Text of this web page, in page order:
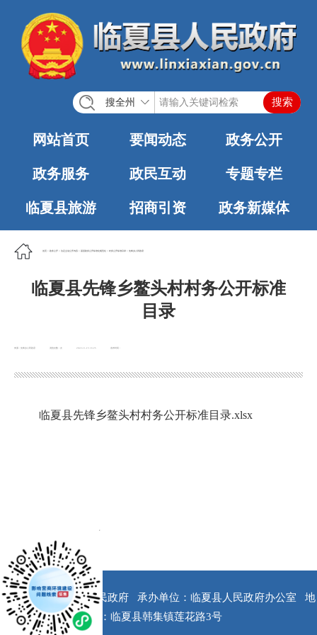
搜全州
网站首页 要闻动态 政务公开
政务服务 政民互动 专题专栏
临夏县旅游 招商引资 政务新媒体
首页 政务公开 法定主动公开内容 基层政务公开标准化规范化 村务公开标准目录 先锋乡人民政府
临夏县先锋乡鳌头村村务公开标准
目录
来源：先锋乡人民政府 浏览次数： 发布时间：
2022-11-15 16:25
临夏县先锋乡鳌头村村务公开标准目录.xlsx
版权所有：临夏县人民政府 承办单位：临夏县人民政府办公室
地
址：临夏县韩集镇莲花路3号
x